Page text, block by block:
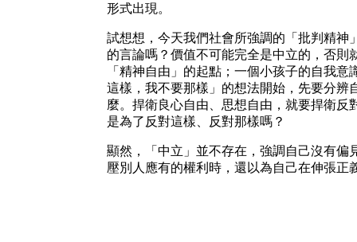
形式出現。
試想想，今天我們社會所強調的「批判精神
的言論嗎？價值不可能完全是中立的，否
「精神自由」的起點；一個小孩子的自我
這樣，我不要那樣」的想法開始，先要分辨
麼。捍衛良心自由、思想自由，就要捍衛
是為了反對這樣、反對那樣嗎？
顯然，「中立」並不存在，強調自己沒有偏
壓別人應有的權利時，還以為自己在伸張正